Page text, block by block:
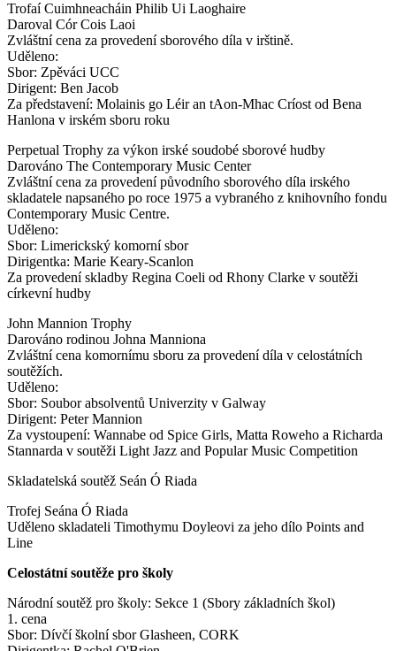
Trofaí Cuimhneacháin Philib Ui Laoghaire
Daroval Cór Cois Laoi
Zvláštní cena za provedení sborového díla v irštině.
Uděleno:
Sbor: Zpěváci UCC
Dirigent: Ben Jacob
Za představení: Molainis go Léir an tAon-Mhac Críost od Bena
Hanlona v irském sboru roku
Perpetual Trophy za výkon irské soudobé sborové hudby
Darováno The Contemporary Music Center
Zvláštní cena za provedení původního sborového díla irského
skladatele napsaného po roce 1975 a vybraného z knihovního fondu
Contemporary Music Centre.
Uděleno:
Sbor: Limerickský komorní sbor
Dirigentka: Marie Keary-Scanlon
Za provedení skladby Regina Coeli od Rhony Clarke v soutěži
církevní hudby
John Mannion Trophy
Darováno rodinou Johna Manniona
Zvláštní cena komornímu sboru za provedení díla v celostátních
soutěžích.
Uděleno:
Sbor: Soubor absolventů Univerzity v Galway
Dirigent: Peter Mannion
Za vystoupení: Wannabe od Spice Girls, Matta Roweho a Richarda
Stannarda v soutěži Light Jazz and Popular Music Competition
Skladatelská soutěž Seán Ó Riada
Trofej Seána Ó Riada
Uděleno skladateli Timothymu Doyleovi za jeho dílo Points and
Line
Celostátní soutěže pro školy
Národní soutěž pro školy: Sekce 1 (Sbory základních škol)
1. cena
Sbor: Dívčí školní sbor Glasheen, CORK